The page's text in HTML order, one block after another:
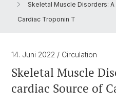
Skeletal Muscle Disorders:
Cardiac Troponin T
14. Juni 2022 / Circulation
Skeletal Muscle
cardiac Source of